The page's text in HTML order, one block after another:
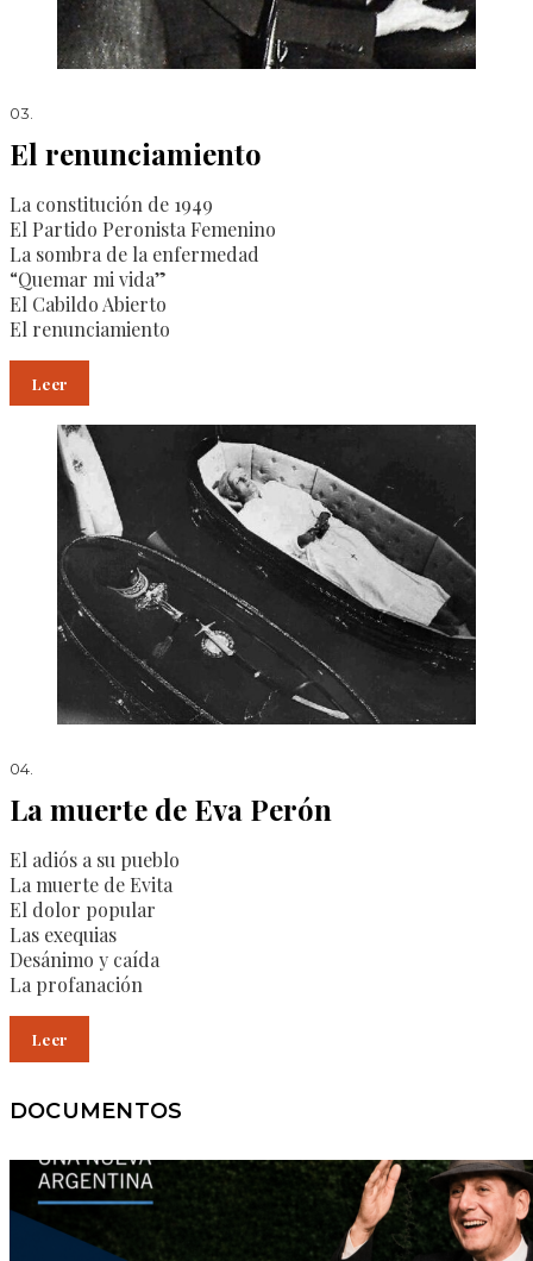
03.
El renunciamiento
La constitución de 1949
El Partido Peronista Femenino
La sombra de la enfermedad
“Quemar mi vida”
El Cabildo Abierto
El renunciamiento
Leer
04.
La muerte de Eva Perón
El adiós a su pueblo
La muerte de Evita
El dolor popular
Las exequias
Desánimo y caída
La profanación
Leer
DOCUMENTOS